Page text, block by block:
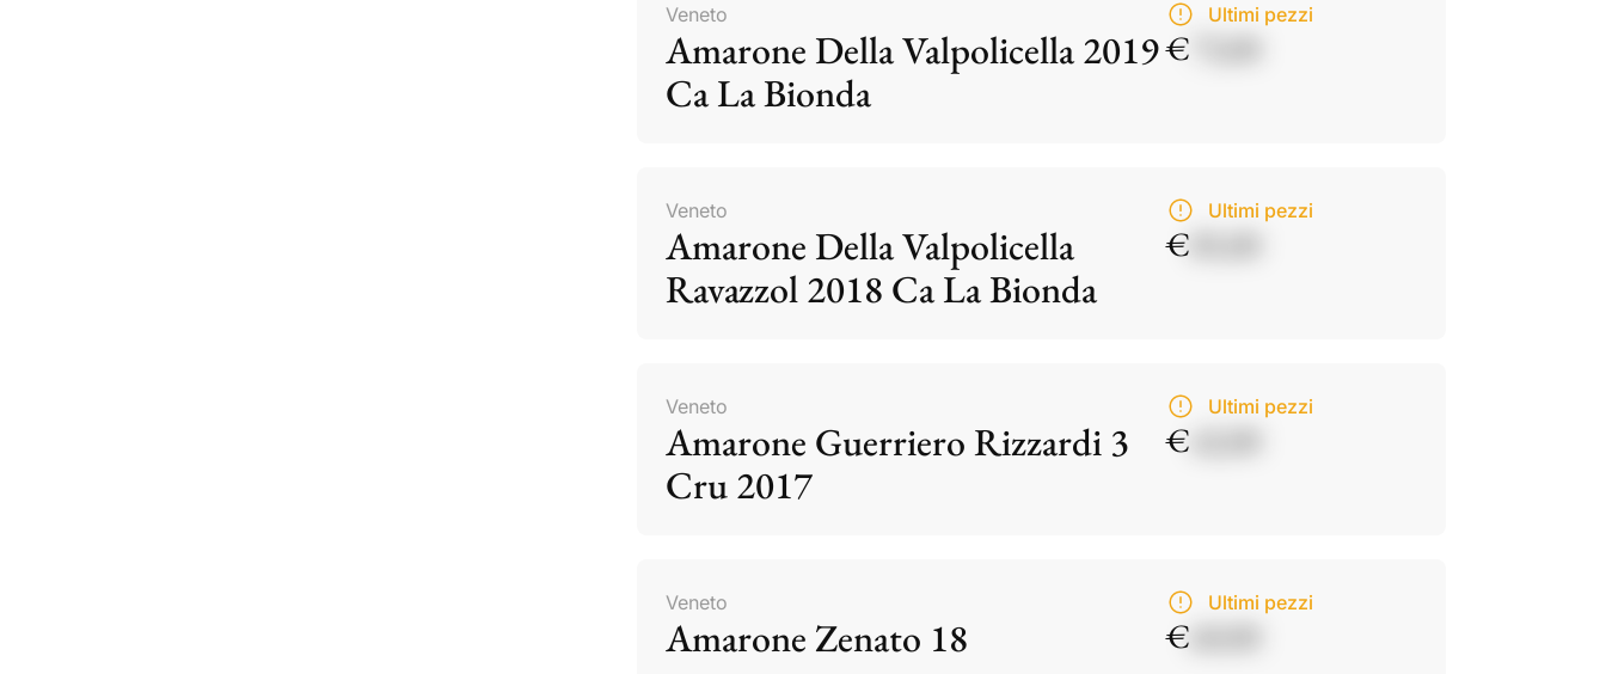
Veneto
Amarone Della Valpolicella 2019
Ca La Bionda
Ultimi pezzi
€
Veneto
Amarone Della Valpolicella
Ravazzol 2018 Ca La Bionda
Ultimi pezzi
€
Veneto
Amarone Guerriero Rizzardi 3
Cru 2017
Ultimi pezzi
€
Veneto
Amarone Zenato 18
Ultimi pezzi
€